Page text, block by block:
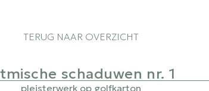
TERUG NAAR OVERZICHT
schaduwen nr. 1
pleisterwerk op golfkarton